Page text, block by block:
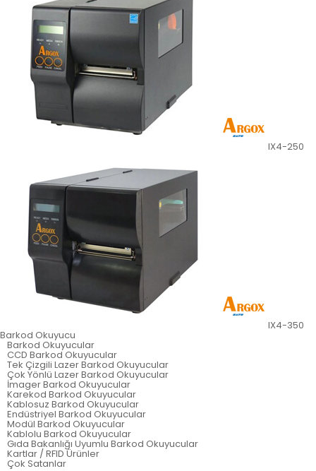
IX4-250
IX4-350
Barkod Okuyucu
Barkod Okuyucular
CCD Barkod Okuyucular
Tek Çizgili Lazer Barkod Okuyucular
Çok Yönlü Lazer Barkod Okuyucular
İmager Barkod Okuyucular
Karekod Barkod Okuyucular
Kablosuz Barkod Okuyucular
Endüstriyel Barkod Okuyucular
Modül Barkod Okuyucular
Kablolu Barkod Okuyucular
Gıda Bakanlığı Uyumlu Barkod Okuyucular
Kartlar / RFID Ürünler
Çok Satanlar